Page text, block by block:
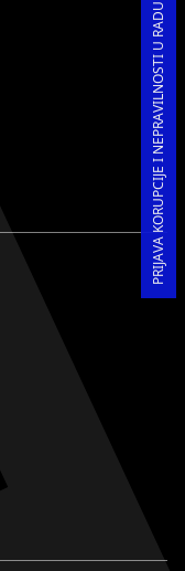
PRIJAVA KORUPCIJE I NEPRAVILNOSTI U RADU